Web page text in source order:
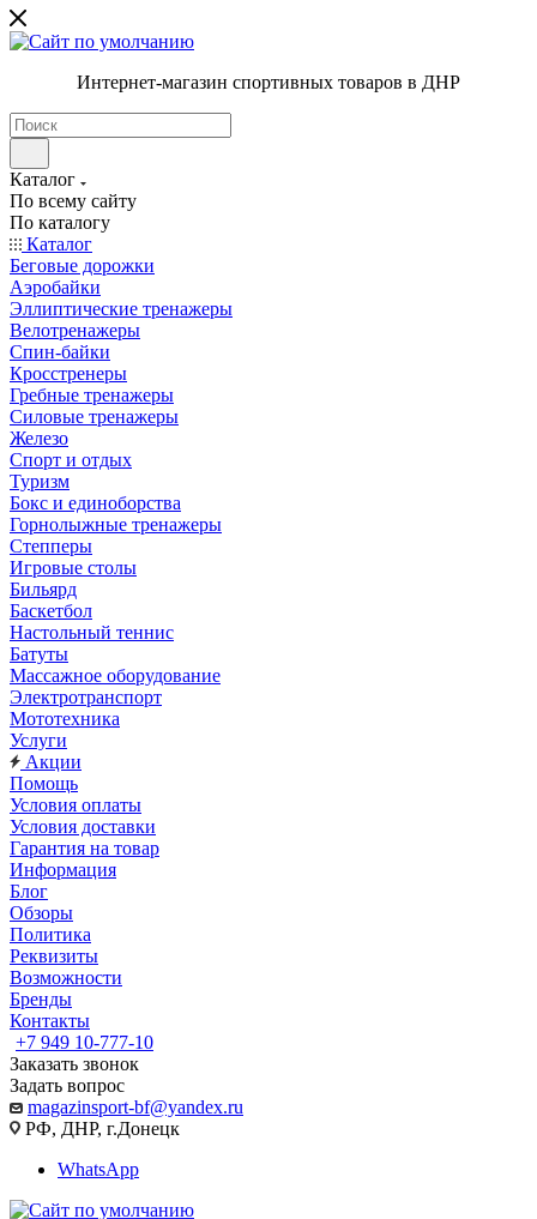
Интернет-магазин спортивных товаров в ДНР
Каталог
По всему сайту
По каталогу
Каталог
Беговые дорожки
Аэробайки
Эллиптические тренажеры
Велотренажеры
Спин-байки
Кросстренеры
Гребные тренажеры
Силовые тренажеры
Железо
Спорт и отдых
Туризм
Бокс и единоборства
Горнолыжные тренажеры
Степперы
Игровые столы
Бильярд
Баскетбол
Настольный теннис
Батуты
Массажное оборудование
Электротранспорт
Мототехника
Услуги
Акции
Помощь
Условия оплаты
Условия доставки
Гарантия на товар
Информация
Блог
Обзоры
Политика
Реквизиты
Возможности
Бренды
Контакты
+7 949 10-777-10
Заказать звонок
Задать вопрос
magazinsport-bf@yandex.ru
РФ, ДНР, г.Донецк
WhatsApp